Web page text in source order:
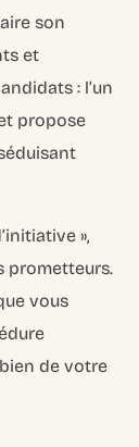
son
et
: l’un
propose
»,
prometteurs.
vous
de votre